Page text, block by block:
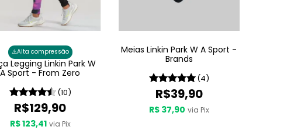
⚠️Alta compressão
Legging Linkin Park W
A Sport - From Zero
(10)
R$129,90
R$ 123,41 via Pix
Meias Linkin Park W A Sport -
Brands
(4)
R$39,90
R$ 37,90 via Pix